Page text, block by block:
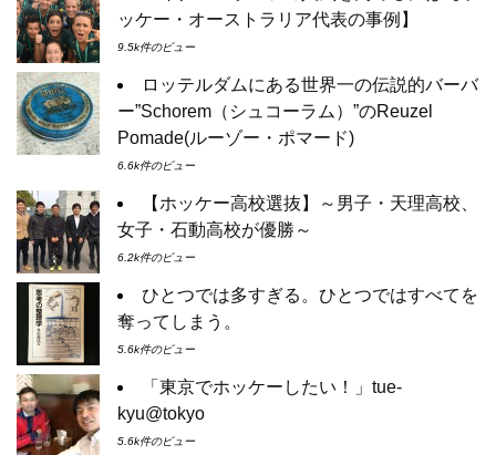
ッケー・オーストラリア代表の事例】
9.5k件のビュー
ロッテルダムにある世界一の伝説的バーバ
ー”Schorem（シュコーラム）”のReuzel
Pomade(ルーゾー・ポマード)
6.6k件のビュー
【ホッケー高校選抜】～男子・天理高校、
女子・石動高校が優勝～
6.2k件のビュー
ひとつでは多すぎる。ひとつではすべてを
奪ってしまう。
5.6k件のビュー
「東京でホッケーしたい！」tue-
kyu@tokyo
5.6k件のビュー